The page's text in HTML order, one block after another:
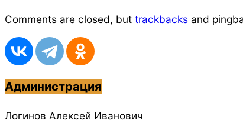
Comments are closed, but trackbacks and
Администрация
Логинов Алексей Иванович